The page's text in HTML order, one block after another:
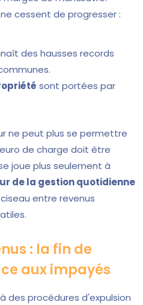
cessent de progresser :
des hausses records
sont portées par
ne peut plus se permettre
de charge doit être
joue plus seulement à
de la gestion quotidienne
entre revenus
: la fin de
aux impayés
des procédures d'expulsion